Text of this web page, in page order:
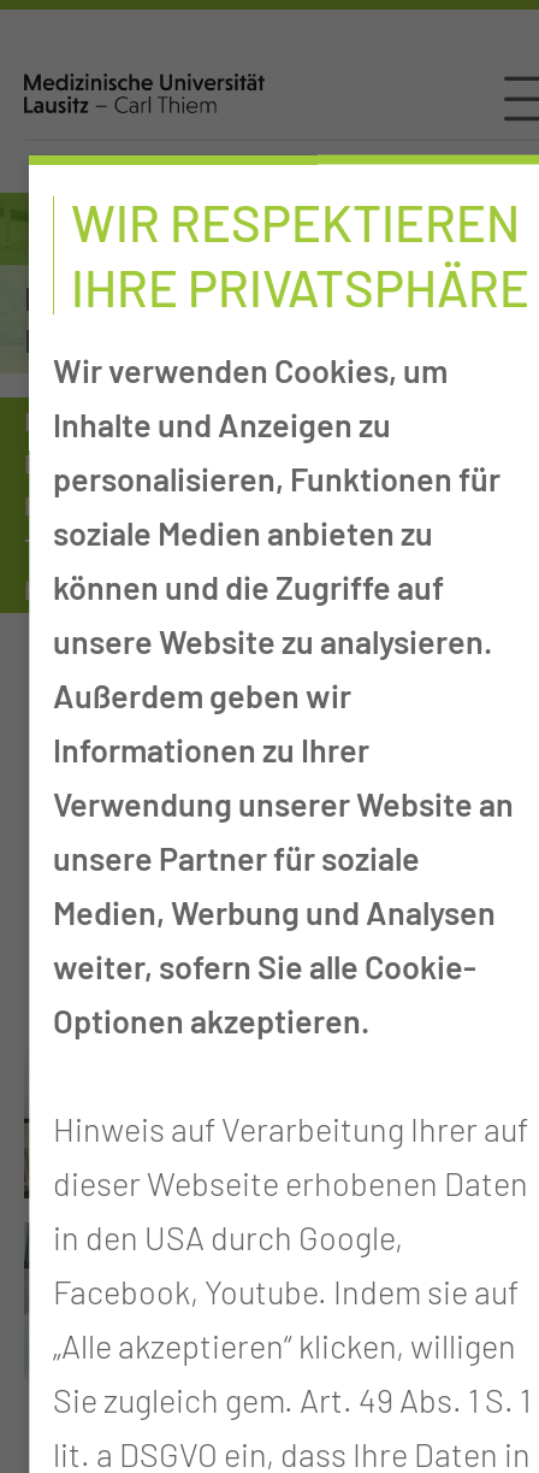
Physiotherapie, funktionelle
Ergotherapie & Logopädie
Medizinische Universität
Einrichtungen von A-Z
Kliniken, Departments & Sektionen
Therapieangebot der Physiotherapie
Hydrotherapie
Kohlensäurebäder
Stangerbäder
Unterwasserdruckstrahlmassa
ge
Zellenbäder (Zwei- und
Vierzellenbäder)
WIR RESPEKTIEREN
IHRE PRIVATSPHÄRE
Wir verwenden Cookies, um
Inhalte und Anzeigen zu
personalisieren, Funktionen für
soziale Medien anbieten zu
können und die Zugriffe auf
unsere Website zu analysieren.
Außerdem geben wir
Informationen zu Ihrer
Verwendung unserer Website an
unsere Partner für soziale
Medien, Werbung und Analysen
weiter, sofern Sie alle Cookie-
Optionen akzeptieren.
Hinweis auf Verarbeitung Ihrer auf
dieser Webseite erhobenen Daten
in den USA durch Google,
Facebook, Youtube. Indem sie auf
„Alle akzeptieren“ klicken, willigen
Sie zugleich gem. Art. 49 Abs. 1 S. 1
lit. a DSGVO ein, dass Ihre Daten in